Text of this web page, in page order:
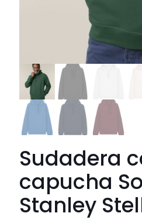
Sudadera
capucha
Stanley